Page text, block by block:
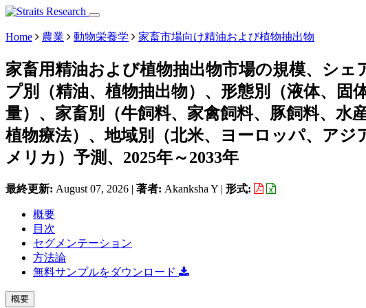
Home 農業 動物栄養学 家畜市場向け精油および植物抽出物
家畜用精油および植物抽出物市場の規模、シ
プ別（精油、植物抽出物）、形態別（液体、固
量）、家畜別（牛飼料、家禽飼料、豚飼料、水
植物療法）、地域別（北米、ヨーロッパ、ア
メリカ）予測、2025年～2033年
最終更新: August 07, 2026 | 著者: Akanksha Y | 形式:
概要
目次
セグメンテーション
方法論
無料サンプルをダウンロード
概要